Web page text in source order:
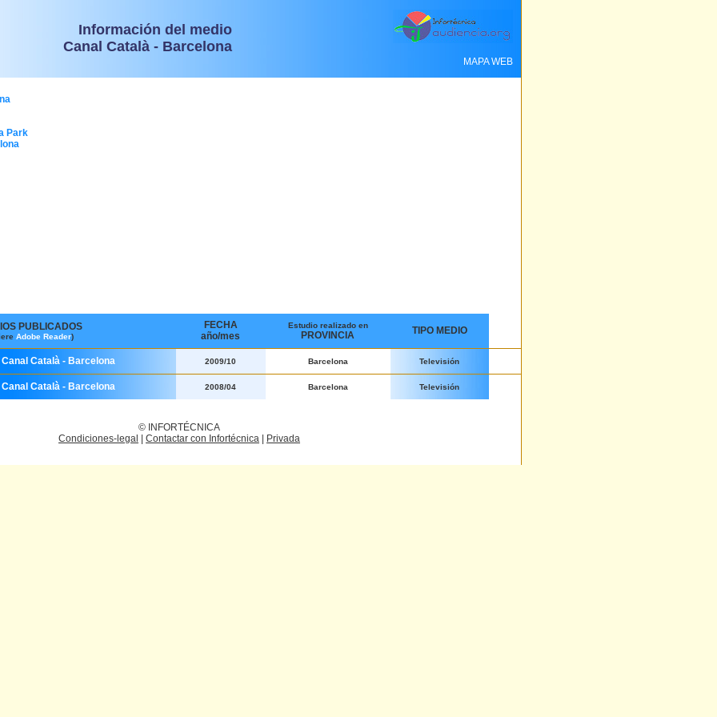
Información del medio
Canal Català - Barcelona
MAPA WEB
Park
PUBLICADOS
Adobe Reader)
FECHA
año/mes
Estudio realizado en
PROVINCIA TIPO MEDIO
Català - Barcelona 2009/10 Barcelona Televisión
Català - Barcelona 2008/04 Barcelona Televisión
© INFORTÉCNICA
Condiciones-legal
Contactar con Infortécnica Privada